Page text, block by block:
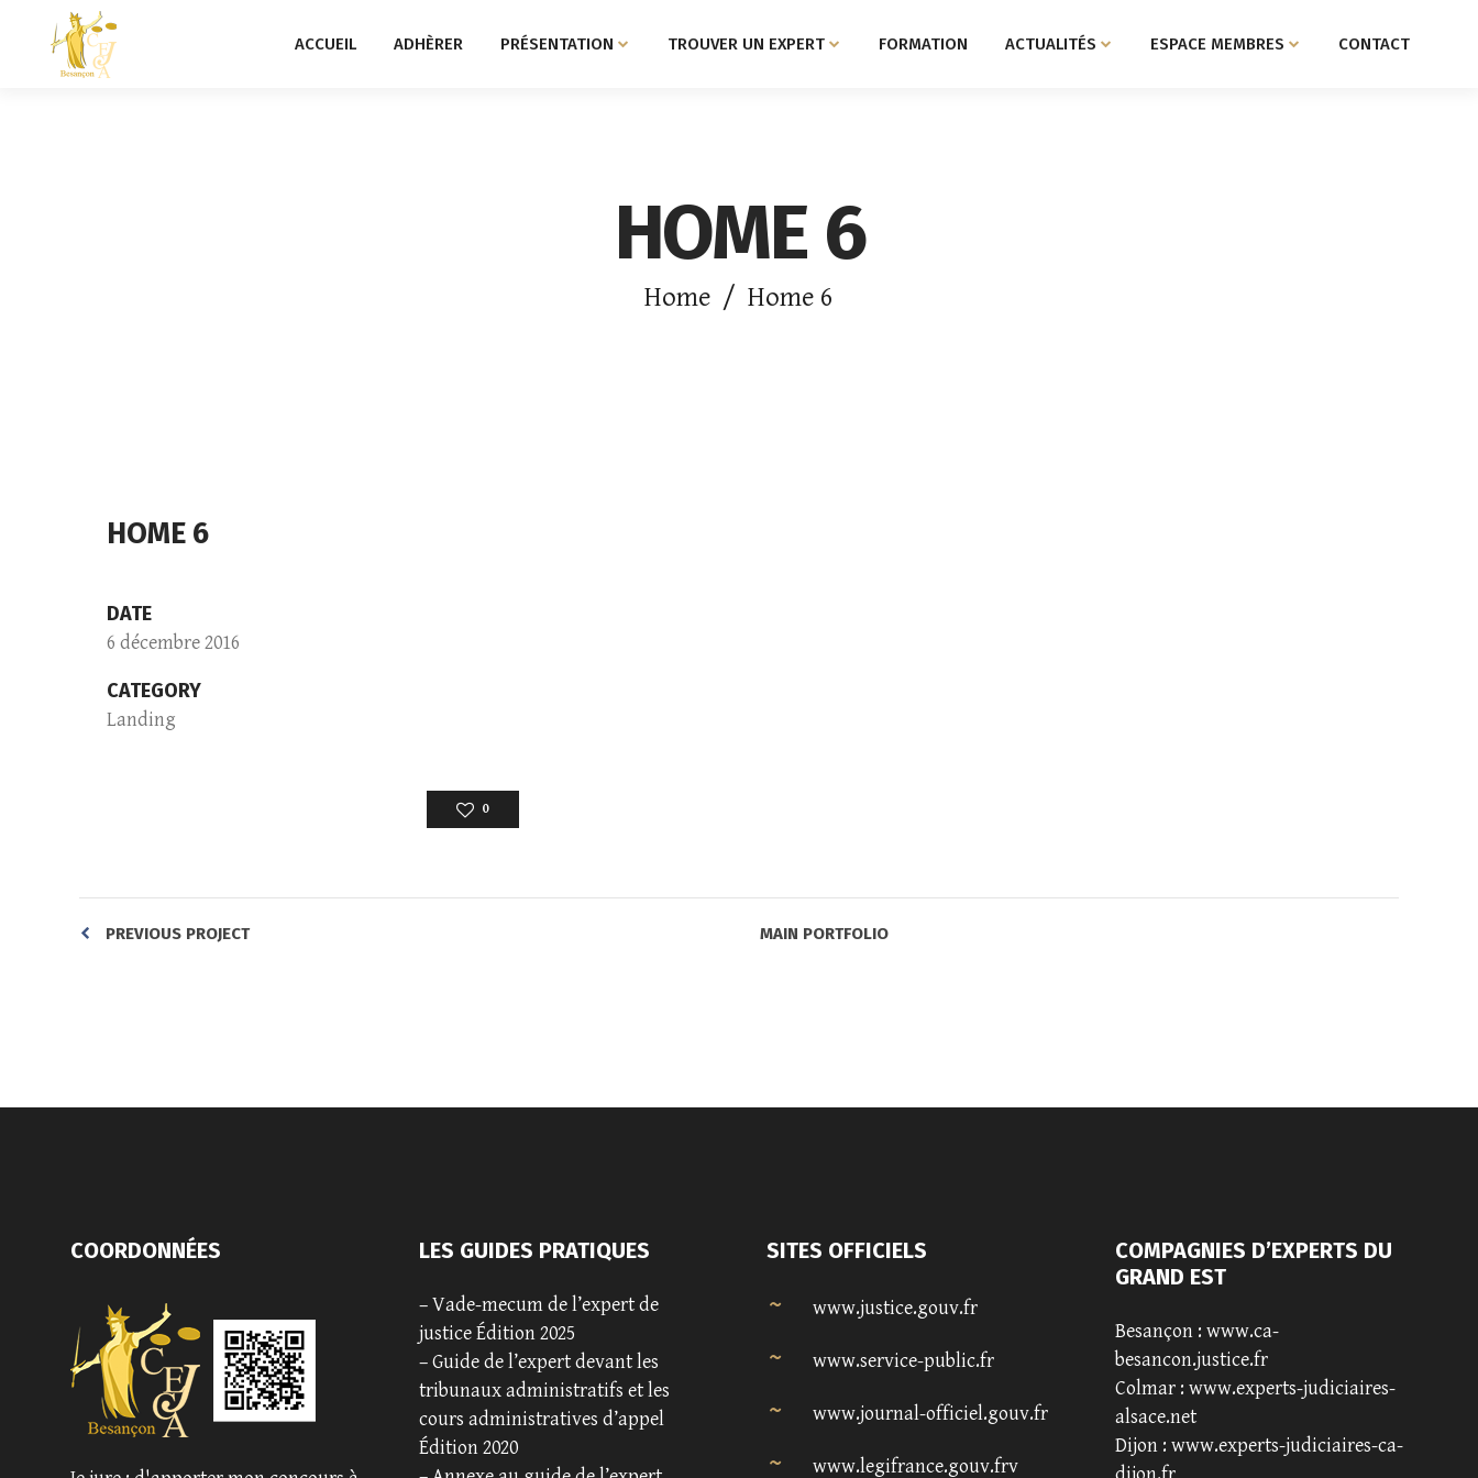
ACCUEIL ADHÈRER PRÉSENTATION TROUVER UN EXPERT FORMATION ACTUALITÉS ESPACE MEMBRES CONTACT
HOME 6
Home / Home 6
HOME 6
DATE
6 décembre 2016
CATEGORY
Landing
0
PREVIOUS PROJECT MAIN PORTFOLIO
COORDONNÉES LES GUIDES PRATIQUES
–Vade-mecum de l’expert de
justice Édition 2025
–Guide de l’expert devant les
tribunaux administratifs et les
cours administratives d’appel
Édition 2020
SITES OFFICIELS
www.justice.gouv.fr
www.service-public.fr
www.journal-officiel.gouv.fr
www.legifrance.gouv.frv
COMPAGNIES D’EXPERTS DU
GRAND EST
Besançon : www.ca-
besancon.justice.fr
Colmar : www.experts-judiciaires-
alsace.net
Dijon : www.experts-judiciaires-ca-